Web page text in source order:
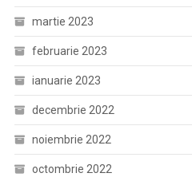
martie 2023
februarie 2023
ianuarie 2023
decembrie 2022
noiembrie 2022
octombrie 2022